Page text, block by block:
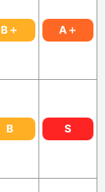
B＋ A＋
B S